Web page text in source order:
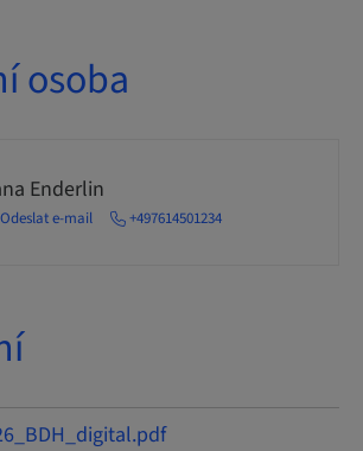
osoba
Enderlin
Odeslat e-mail +497614501234